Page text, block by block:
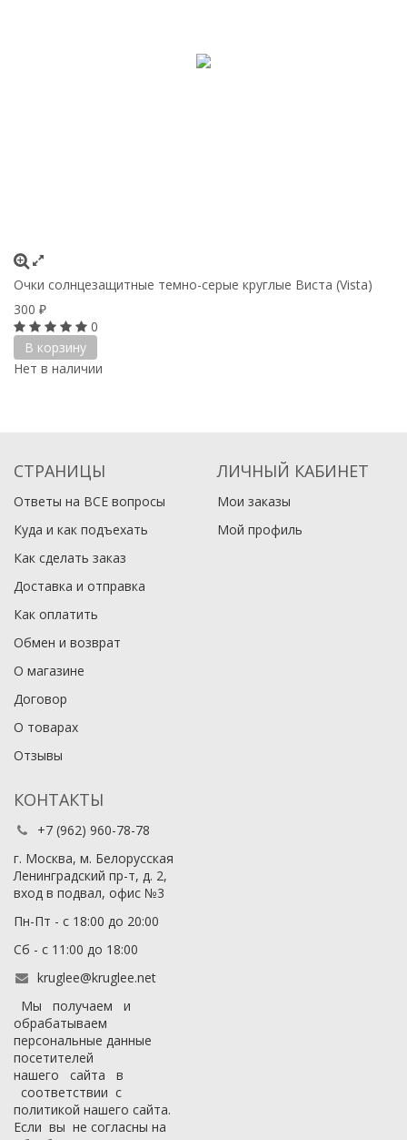
Очки солнцезащитные темно-серые круглые Виста (Vista)
300 ₽
0
В корзину
Нет в наличии
СТРАНИЦЫ
Ответы на ВСЕ вопросы
Куда и как подъехать
Как сделать заказ
Доставка и отправка
Как оплатить
Обмен и возврат
О магазине
Договор
О товарах
Отзывы
ЛИЧНЫЙ КАБИНЕТ
Мои заказы
Мой профиль
КОНТАКТЫ
+7 (962) 960-78-78
г. Москва, м. Белорусская
Ленинградский пр-т, д. 2,
вход в подвал, офис №3
Пн-Пт - с 18:00 до 20:00
Сб - с 11:00 до 18:00
kruglee@kruglee.net
Мы получаем и
обрабатываем
персональные данные
посетителей
нашего сайта в
соответствии с
политикой нашего сайта.
Если вы не согласны на